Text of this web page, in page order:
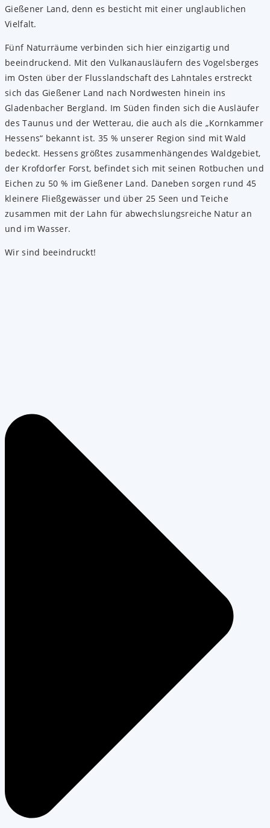
Gießener Land, denn es besticht mit einer unglaublichen
Vielfalt.
Fünf Naturräume verbinden sich hier einzigartig und
beeindruckend. Mit den Vulkanausläufern des Vogelsberges
im Osten über der Flusslandschaft des Lahntales erstreckt
sich das Gießener Land nach Nordwesten hinein ins
Gladenbacher Bergland. Im Süden finden sich die Ausläufer
des Taunus und der Wetterau, die auch als die „Kornkammer
Hessens“ bekannt ist. 35 % unserer Region sind mit Wald
bedeckt. Hessens größtes zusammenhängendes Waldgebiet,
der Krofdorfer Forst, befindet sich mit seinen Rotbuchen und
Eichen zu 50 % im Gießener Land. Daneben sorgen rund 45
kleinere Fließgewässer und über 25 Seen und Teiche
zusammen mit der Lahn für abwechslungsreiche Natur an
und im Wasser.
Wir sind beeindruckt!